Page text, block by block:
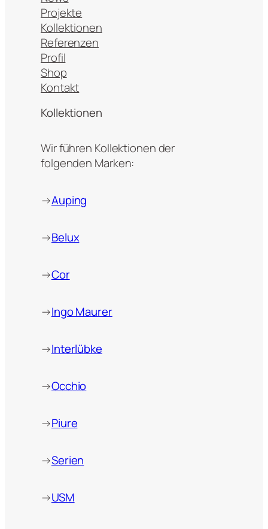
Projekte
Kollektionen
Referenzen
Profil
Shop
Kontakt
Kollektionen
Wir führen Kollektionen der
folgenden Marken:
→Auping
→Belux
→Cor
→Ingo Maurer
→Interlübke
→Occhio
→Piure
→Serien
→USM